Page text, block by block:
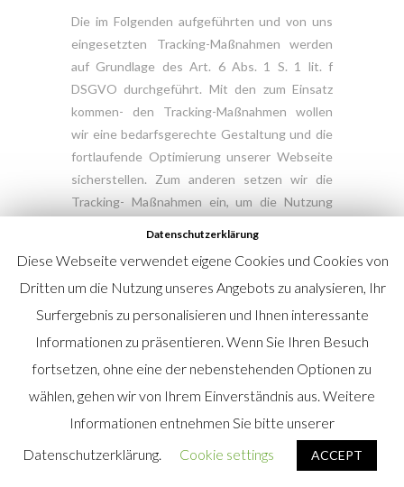
Die im Folgenden aufgeführten und von uns
eingesetzten Tracking-Maßnahmen werden
auf Grundlage des Art. 6 Abs. 1 S. 1 lit. f
DSGVO durchgeführt. Mit den zum Einsatz
kommen- den Tracking-Maßnahmen wollen
wir eine bedarfsgerechte Gestaltung und die
fortlaufende Optimierung unserer Webseite
sicherstellen. Zum anderen setzen wir die
Tracking- Maßnahmen ein, um die Nutzung
Angebotes für Sie auszuwerten. Diese
Interessen sind als berech- tigt im Sinne der
vorgenannten Vorschrift anzusehen.
Die jeweiligen Datenverarbeitungszwecke
und Datenkategorien sind aus den
entsprechen- den Tracking-Tools zu
entnehmen. Konkret verwenden wir zum
Zwecke der bedarfsgerech- ten Gestaltung
und fortlaufenden Optimierung unserer
Datenschutzerklärung
Diese Webseite verwendet eigene Cookies und Cookies von
Dritten um die Nutzung unseres Angebots zu analysieren, Ihr
Surfergebnis zu personalisieren und Ihnen interessante
Informationen zu präsentieren. Wenn Sie Ihren Besuch
fortsetzen, ohne eine der nebenstehenden Optionen zu
wählen, gehen wir von Ihrem Einverständnis aus. Weitere
Informationen entnehmen Sie bitte unserer
Datenschutzerklärung.
Cookie settings ACCEPT